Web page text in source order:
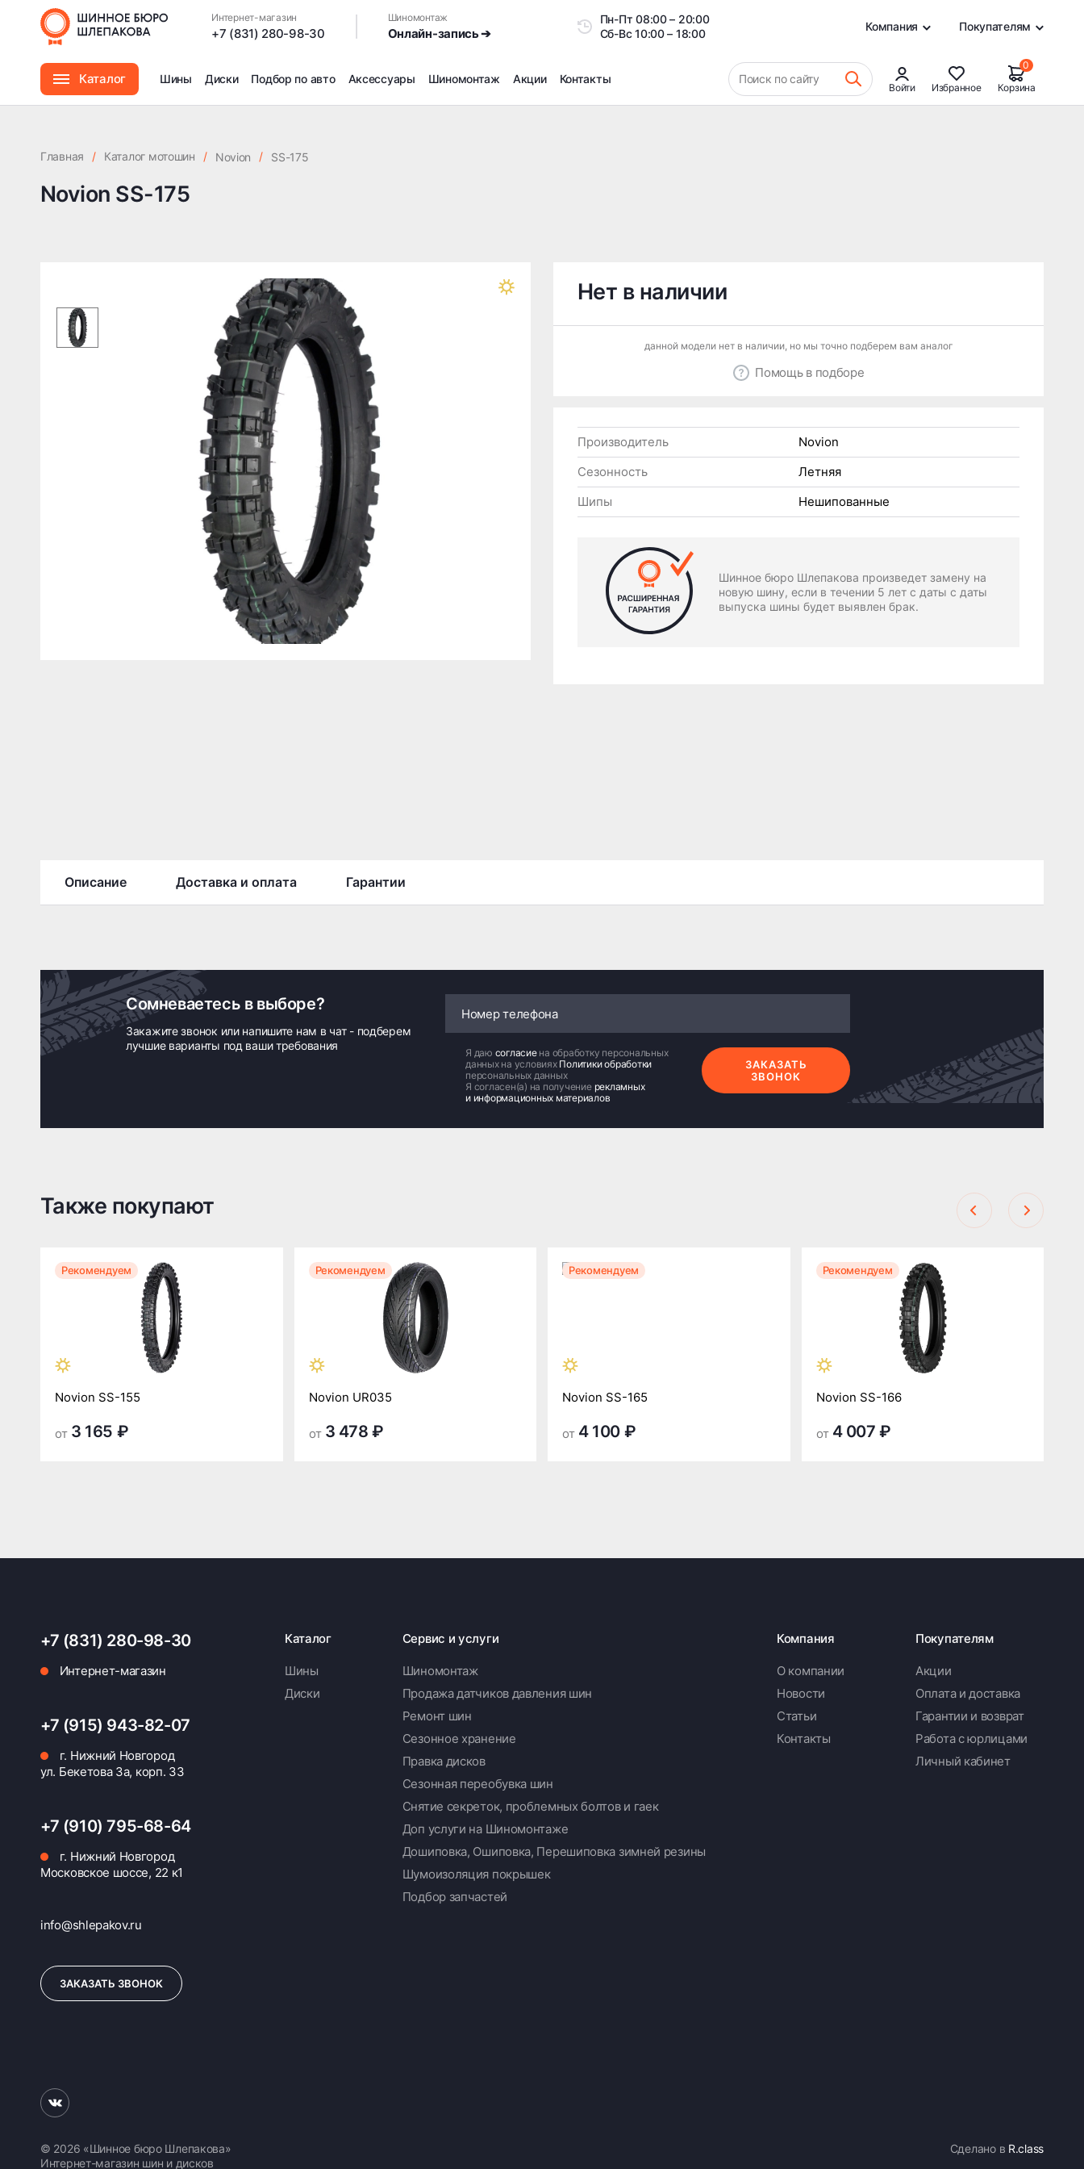
Интернет-магазин
+7 (831) 280-98-30
Шиномонтаж
Онлайн-запись ➔
Пн-Пт08:00 – 20:00
Сб-Вс10:00 – 18:00
Компания Покупателям
Каталог Шины Диски Подбор по авто Аксессуары Шиномонтаж
Доп услуги на Шиномонтаже
Дошиповка, Ошиповка, Перешиповка зимней резины
Акции Контакты Поиск по сайту
Войти Избранное
0
Корзина
Главная / Каталог мотошин / Novion / SS-175
Novion SS-175
Нет в наличии
данной модели нет в наличии, но мы точно подберем вам аналог
Помощь в подборе
Производитель
Novion
Сезонность
Летняя
Шипы
Нешипованные
Шинное бюро Шлепакова произведет замену на
новую шину, если в течении 5 лет с даты с даты
выпуска шины будет выявлен брак.
Описание Доставка и оплата Гарантии
Сомневаетесь в выборе?
Закажите звонок или напишите нам в чат - подберем
лучшие варианты под ваши требования
Я даю согласие на обработку персональных
данных на условиях Политики обработки
персональных данных
Я согласен(а) на получение рекламных
и информационных материалов
ЗАКАЗАТЬ
ЗВОНОК
Также покупают
Рекомендуем
Novion SS-155
от 3 165 ₽
Рекомендуем
Novion UR035
от 3 478 ₽
Рекомендуем
Novion SS-165
от 4 100 ₽
Рекомендуем
Novion SS-166
от 4 007 ₽
+7 (831) 280-98-30
Интернет-магазин
+7 (915) 943-82-07
г. Нижний Новгород
ул. Бекетова 3а, корп. 33
+7 (910) 795-68-64
г. Нижний Новгород
Московское шоссе, 22 к1
info@shlepakov.ru
ЗАКАЗАТЬ ЗВОНОК
Каталог
Шины
Диски
Сервис и услуги
Шиномонтаж
Продажа датчиков давления шин
Ремонт шин
Сезонное хранение
Правка дисков
Сезонная переобувка шин
Снятие секреток, проблемных болтов и гаек
Доп услуги на Шиномонтаже
Дошиповка, Ошиповка, Перешиповка зимней резины
Шумоизоляция покрышек
Подбор запчастей
Компания
О компании
Новости
Статьи
Контакты
Покупателям
Акции
Оплата и доставка
Гарантии и возврат
Работа с юрлицами
Личный кабинет
© 2026 «Шинное бюро Шлепакова»
Интернет-магазин шин и дисков
Сделано в R.class